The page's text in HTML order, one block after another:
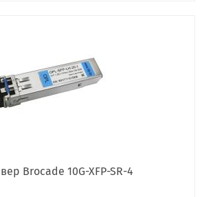
Brocade 10G-XFP-SR-4